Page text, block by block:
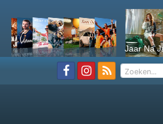
Jaar Na